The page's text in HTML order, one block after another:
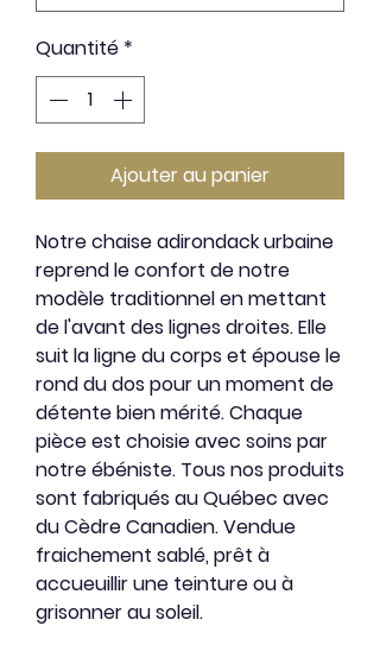
Quantité *
Ajouter au panier
Notre chaise adirondack urbaine
reprend le confort de notre
modèle traditionnel en mettant
de l'avant des lignes droites. Elle
suit la ligne du corps et épouse le
rond du dos pour un moment de
détente bien mérité. Chaque
pièce est choisie avec soins par
notre ébéniste. Tous nos produits
sont fabriqués au Québec avec
du Cèdre Canadien. Vendue
fraichement sablé, prêt à
accueuillir une teinture ou à
grisonner au soleil.